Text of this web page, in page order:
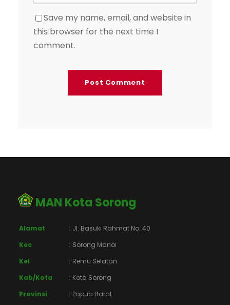
Save my name, email, and website in
this browser for the next time I
comment.
MAN Kota Sorong
Alamat : Jl. Basuki Rahmat No. 40
Kec
: Sorong Manoi
Kel
: Remu Selatan
Kab/Kota
: Kota Sorong
Provinsi
: Papua Barat